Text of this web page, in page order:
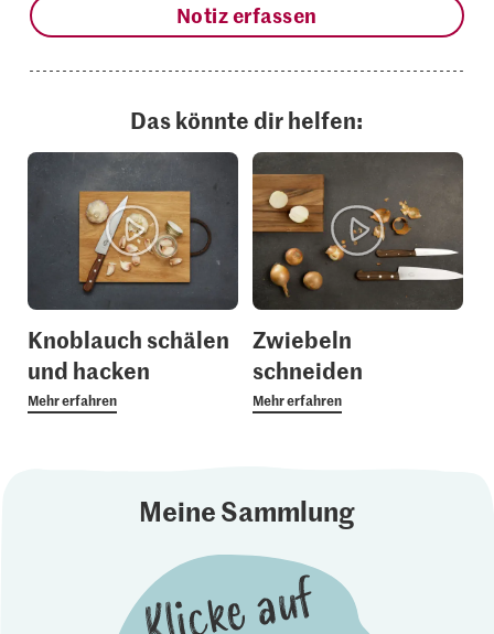
Notiz erfassen
Das könnte dir helfen:
Knoblauch schälen
und hacken
Mehr erfahren
Zwiebeln
schneiden
Mehr erfahren
Meine Sammlung